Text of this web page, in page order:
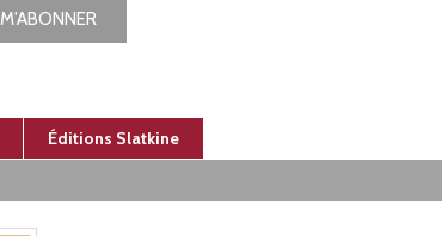
M'ABONNER
Éditions Slatkine